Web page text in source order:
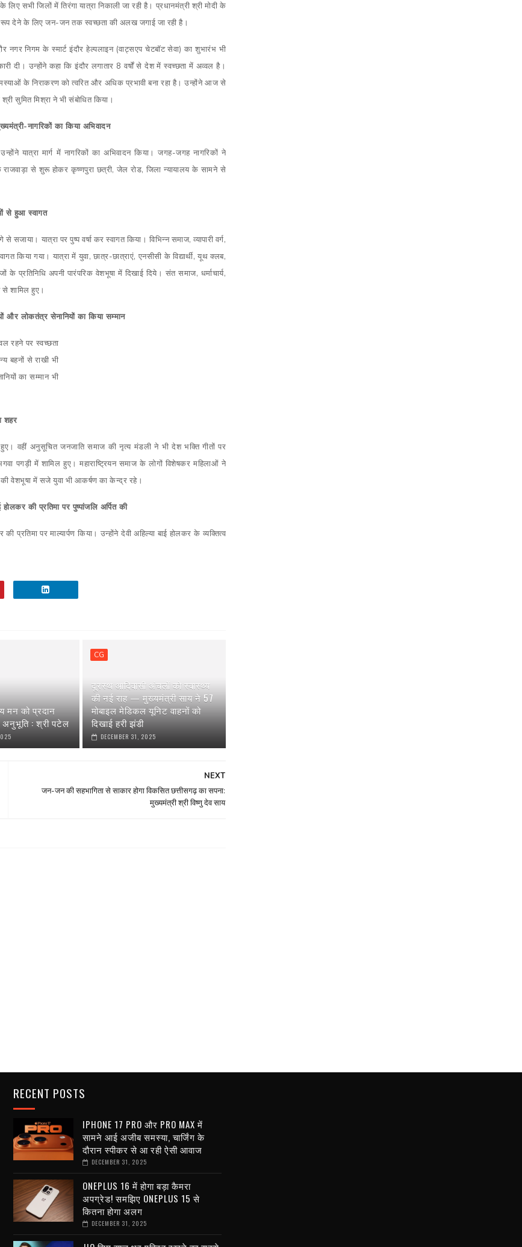
सभी जिलों में तिरंगा यात्रा निकाली जा रही है। प्रधानमंत्री श्री मोदी के
रूप देने के लिए जन-जन तक स्वच्छता की अलख जगाई जा रही है।
निगम के स्मार्ट इंदौर हेल्पलाइन (वाट्सएप चेटबॉट सेवा) का शुभारंभ भी
दी। उन्होंने कहा कि इंदौर लगातार 8 वर्षों से देश में स्वच्छता में अव्वल है।
के निराकरण को त्वरित और अधिक प्रभावी बना रहा है। उन्होंने आज से
सुमित मिश्रा ने भी संबोधित किया।
नागरिकों का किया अभिवादन
यात्रा मार्ग में नागरिकों का अभिवादन किया। जगह-जगह नागरिकों ने
से शुरू होकर कृष्णपुरा छत्री, जेल रोड, जिला न्यायालय के सामने से
से हुआ स्वागत
सजाया। यात्रा पर पुष्प वर्षा कर स्वागत किया। विभिन्न समाज, व्यापारी वर्ग,
किया गया। यात्रा में युवा, छात्र-छात्राएं, एनसीसी के विद्यार्थी, यूथ क्लब,
प्रतिनिधि अपनी पारंपरिक वेशभूषा में दिखाई दिये। संत समाज, धर्माचार्य,
से शामिल हुए।
और लोकतंत्र सेनानियों का किया सम्मान
रहने पर स्वच्छता
बहनों से राखी भी
का सम्मान भी
शहर
वहीं अनुसूचित जनजाति समाज की नृत्य मंडली ने भी देश भक्ति गीतों पर
पगड़ी में शामिल हुए। महाराष्ट्रियन समाज के लोगों विशेषकर महिलाओं ने
की वेशभूषा में सजे युवा भी आकर्षण का केन्द्र रहे।
की प्रतिमा पर पुष्पांजलि अर्पित की
प्रतिमा पर माल्यार्पण किया। उन्होंने देवी अहिल्या बाई होलकर के व्यक्तित्व
मन को प्रदान
: श्री पटेल
CG
दूरस्थ आदिवासी अंचलों को स्वास्थ्य
की नई राह — मुख्यमंत्री साय ने 57
मोबाइल मेडिकल यूनिट वाहनों को
दिखाई हरी झंडी
DECEMBER 31, 2025
NEXT
जन-जन की सहभागिता से साकार होगा विकसित छत्तीसगढ़ का सपना:
मुख्यमंत्री श्री विष्णु देव साय
RECENT POSTS
IPHONE 17 PRO और PRO MAX में
सामने आई अजीब समस्या, चार्जिंग के
दौरान स्पीकर से आ रही ऐसी आवाज
DECEMBER 31, 2025
ONEPLUS 16 में होगा बड़ा कैमरा
अपग्रेड! समझिए ONEPLUS 15 से
कितना होगा अलग
DECEMBER 31, 2025